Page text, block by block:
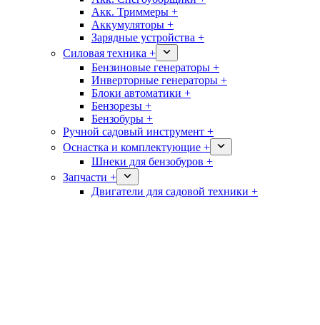
Акк. Триммеры +
Аккумуляторы +
Зарядные устройства +
Силовая техника +
Бензиновые генераторы +
Инверторные генераторы +
Блоки автоматики +
Бензорезы +
Бензобуры +
Ручной садовый инструмент +
Оснастка и комплектующие +
Шнеки для бензобуров +
Запчасти +
Двигатели для садовой техники +